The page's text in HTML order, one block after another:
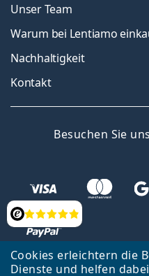
Cookies erleichtern die
Dienste und helfen
Bewertung
Unser Team
Warum bei Lentiamo
Nachhaltigkeit
Kontakt
Besuchen Sie